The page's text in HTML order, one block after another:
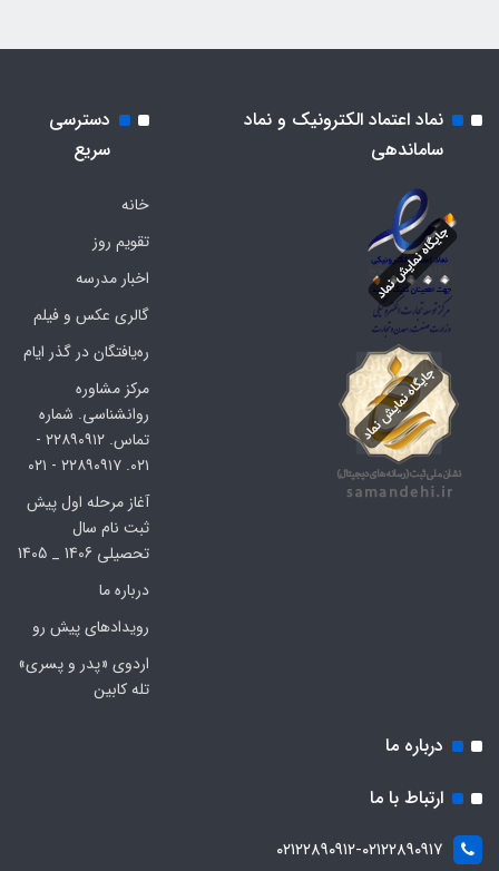
نماد اعتماد الکترونیک و نماد
ساماندهی
دسترسی
سریع
خانه
تقویم روز
اخبار مدرسه
گالری عکس و فیلم
ره‌یافتگان در گذر ایام
مرکز مشاوره
روانشناسی. شماره
تماس. ۲۲۸۹۰۹۱۲ -
۰۲۱. ۲۲۸۹۰۹۱۷ - ۰۲۱
آغاز مرحله اول پیش
ثبت نام سال
تحصیلی 1406 _ 1405
درباره ما
رویدادهای پیش رو
اردوی «پدر و پسری»
تله کابین
درباره ما
ارتباط با ما
۰۲۱۲۲۸۹۰۹۱۲-۰۲۱۲۲۸۹۰۹۱۷